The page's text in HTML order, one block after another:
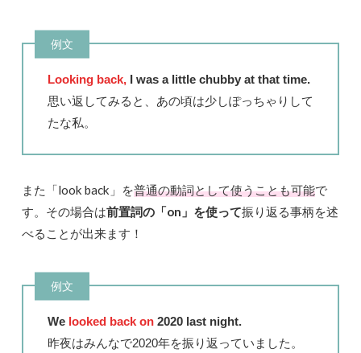
例文
Looking back,I was a little chubby at that time.
思い返してみると、あの頃は少しぽっちゃりして
たな私。
また「look back」を普通の動詞として使うことも可能で
す。その場合は前置詞の「on」を使って振り返る事柄を述
べることが出来ます！
例文
We looked back on2020 last night.
昨夜はみんなで2020年を振り返っていました。